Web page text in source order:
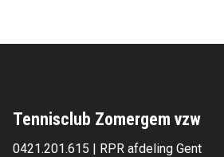
Tennisclub Zomergem vzw
0421.201.615 | RPR afdeling Gent